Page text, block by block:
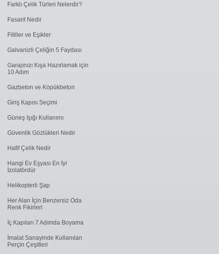
Farklı Çelik Türleri Nelerdir?
Fasarit Nedir
Fitiller ve Eşikler
Galvanizli Çeliğin 5 Faydası
Garajınızı Kışa Hazırlamak için
10 Adım
Gazbeton ve Köpükbeton
Giriş Kapısı Seçimi
Güneş Işığı Kullanımı
Güvenlik Gözlükleri Nedir
Hafif Çelik Nedir
Hangi Ev Eşyası En İyi
İzolatördür
Helikopterli Şap
Her Alan İçin Benzersiz Oda
Renk Fikirleri
İç Kapıları 7 Adımda Boyama
İmalat Sanayinde Kullanılan
Perçin Çeşitleri